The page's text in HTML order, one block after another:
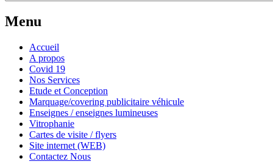
Menu
Accueil
A propos
Covid 19
Nos Services
Etude et Conception
Marquage/covering publicitaire véhicule
Enseignes / enseignes lumineuses
Vitrophanie
Cartes de visite / flyers
Site internet (WEB)
Contactez Nous